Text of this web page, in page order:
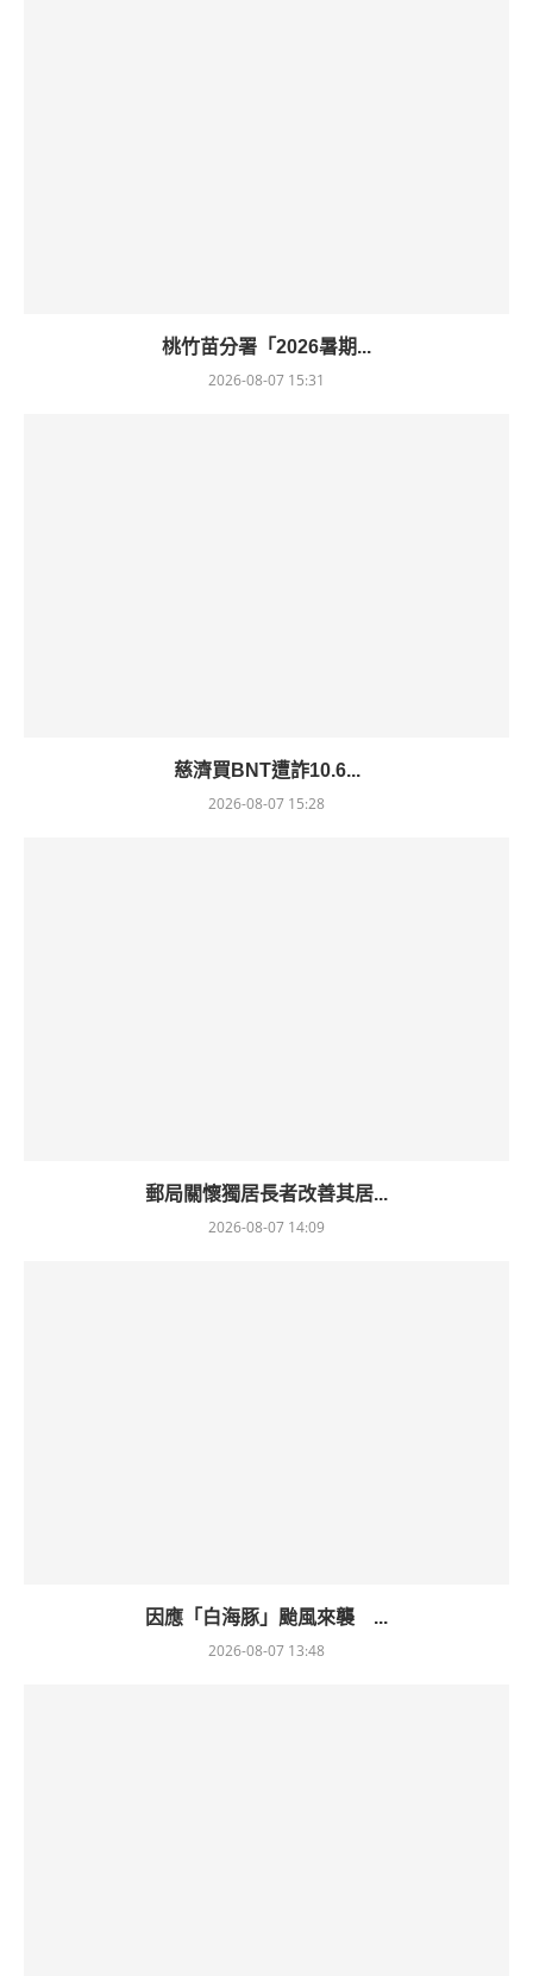
桃竹苗分署「2026暑期...
2026-08-07 15:31
慈濟買BNT遭詐10.6...
2026-08-07 15:28
郵局關懷獨居長者改善其居...
2026-08-07 14:09
因應「白海豚」颱風來襲 ...
2026-08-07 13:48